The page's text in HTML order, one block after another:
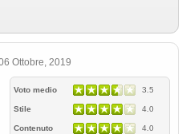
Ottobre, 2019
Voto medio 3.5
Stile 4.0
Contenuto 4.0